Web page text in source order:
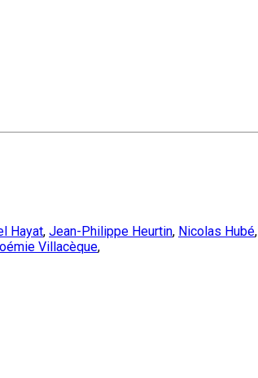
Hayat, Jean-Philippe Heurtin, Nicolas Hubé,
Villacèque,